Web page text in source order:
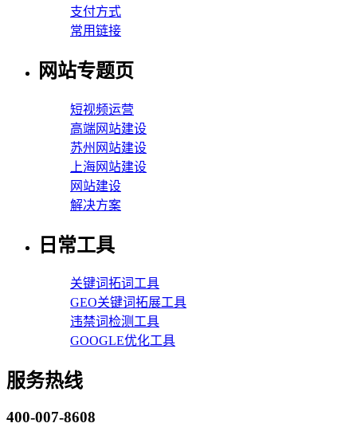
支付方式
常用链接
网站专题页
短视频运营
高端网站建设
苏州网站建设
上海网站建设
网站建设
解决方案
日常工具
关键词拓词工具
GEO关键词拓展工具
违禁词检测工具
GOOGLE优化工具
服务热线
400-007-8608